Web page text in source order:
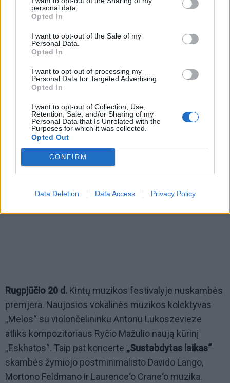
personal data.
Opted In
I want to opt-out of the Sale of my
Personal Data.
Opted In
I want to opt-out of processing my
Personal Data for Targeted Advertising.
Opted In
I want to opt-out of Collection, Use,
Retention, Sale, and/or Sharing of my
Personal Data that Is Unrelated with the
Purposes for which it was collected.
Opted Out
CONFIRM
Data Deletion Data Access Privacy Policy
Geniušo solinis koncertas Kintuose
išgirsti aukščiausio kalibro atlikėją unikalios akustikos
Kintų Didžiojoje bažnyčioje. O kitą dieną,
rugpjūčio 13
L. Geniušo prisijungs violončelininkas G.
Pyšniakas ir smuikininkė D. Dėdinskaitė. Koncerte
„Pragiedrėjusi naktis“
Franzo Schuberto ir Arnoldo Schönbergo kameriniai
kūriniai; koncertą remia Geros valios fondas.
Rugpjūčio 20 d. Kintų muzikos festivalyje nuskambės
premjera. Naujosios vokalinės muzikos kolektyvas
„Melos“ su violončelininku Antonu Lukoszevieze
atliks kompozitoriaus Ryčio Mažulio naują kūrinį
„Eskhatos“. Taip pat koncerte „Sustabdytas laikas“
skambės žymiojo postminimalisto Davido Lango,
Mortono Feldmano ir Laurence‘o Crane‘o muzika.